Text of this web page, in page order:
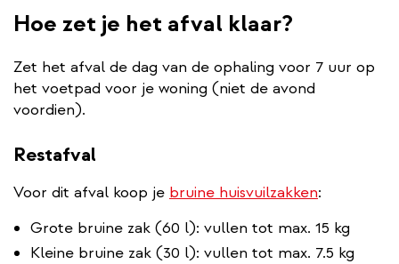
Hoe zet je het afval klaar?
Zet het afval de dag van de ophaling voor 7 uur op
het voetpad voor je woning (niet de avond
voordien).
Restafval
Voor dit afval koop je bruine huisvuilzakken:
Grote bruine zak (60 l): vullen tot max. 15 kg
Kleine bruine zak (30 l): vullen tot max. 7.5 kg